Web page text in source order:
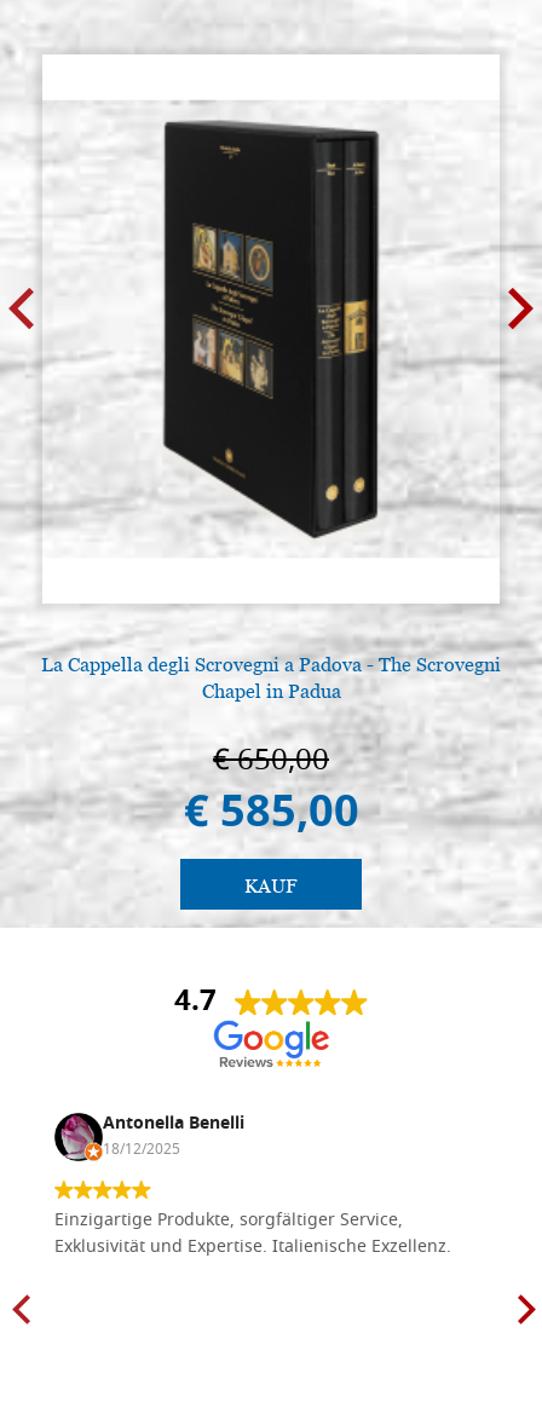
La Cappella degli Scrovegni a Padova - The Scrovegni
Chapel in Padua
€ 650,00
€ 585,00
KAUF
4.7
Antonella Benelli
18/12/2025
Einzigartige Produkte, sorgfältiger Service,
Exklusivität und Expertise. Italienische Exzellenz.